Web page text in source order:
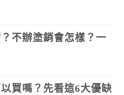
不辦塗銷會怎樣？一
買嗎？先看這6大優缺